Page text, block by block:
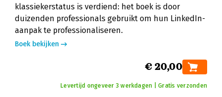
klassiekerstatus is verdiend: het boek is door
duizenden professionals gebruikt om hun LinkedIn-
aanpak te professionaliseren.
Boek bekijken
€ 20,00
Levertijd ongeveer 3 werkdagen | Gratis verzonden